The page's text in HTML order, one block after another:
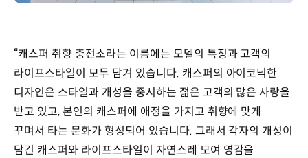
“캐스퍼 취향 충전소라는 이름에는 모델의 특징과 고객의
라이프스타일이 모두 담겨 있습니다. 캐스퍼의 아이코닉한
디자인은 스타일과 개성을 중시하는 젊은 고객의 많은 사랑을
받고 있고, 본인의 캐스퍼에 애정을 가지고 취향에 맞게
꾸며서 타는 문화가 형성되어 있습니다. 그래서 각자의 개성이
담긴 캐스퍼와 라이프스타일이 자연스레 모여 영감을